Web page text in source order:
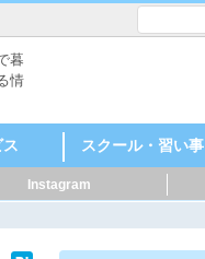
暮
情
ョン
ティッ
ップ
レンタルスペース・
シェアオフィス
代行・
造園 機械・金属・鉄鋼
印刷・製紙
化学・石油化学
自動車・自動車部
品・バイク
製薬・化粧品
食品・飲料
建築・住宅
クルシ
・ダン
・コイ
ット
アート
スクール・習い事
英語・英会話
スポーツ
料理
音楽
美容・ネイル
着付け・作法
花・ガーデニング
絵・芸術
塾
幼稚園・保育園
マッサージ
ダンス・日本舞踊
ヨガ・ピラティス
ハンドクラフト
Instagram